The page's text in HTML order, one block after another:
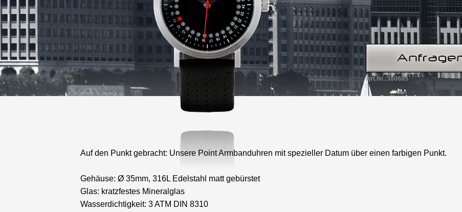
Art.Nr.:380685
Auf den Punkt gebracht: Unsere Point Armbanduhren mit spezieller Datum über einen farbigen Punkt.
Gehäuse: Ø 35mm, 316L Edelstahl matt gebürstet
Glas: kratzfestes Mineralglas
Wasserdichtigkeit: 3 ATM DIN 8310